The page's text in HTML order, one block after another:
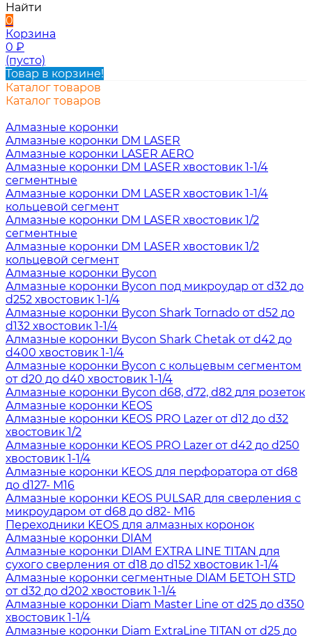
Найти
0
Корзина
0 ₽
(пусто)
Товар в корзине!
Каталог товаров
Каталог товаров
Алмазные коронки
Алмазные коронки DM LASER
Алмазные коронки LASER AERO
Алмазные коронки DM LASER хвостовик 1-1/4
сегментные
Алмазные коронки DM LASER хвостовик 1-1/4
кольцевой сегмент
Алмазные коронки DM LASER хвостовик 1/2
сегментные
Алмазные коронки DM LASER хвостовик 1/2
кольцевой сегмент
Алмазные коронки Bycon
Алмазные коронки Bycon под микроудар от d32 до
d252 хвостовик 1-1/4
Алмазные коронки Bycon Shark Tornado от d52 до
d132 хвостовик 1-1/4
Алмазные коронки Bycon Shark Chetak от d42 до
d400 хвостовик 1-1/4
Алмазные коронки Bycon с кольцевым сегментом
от d20 до d40 хвостовик 1-1/4
Алмазные коронки Bycon d68, d72, d82 для розеток
Алмазные коронки KEOS
Алмазные коронки KEOS PRO Lazer от d12 до d32
хвостовик 1/2
Алмазные коронки KEOS PRO Lazer от d42 до d250
хвостовик 1-1/4
Алмазные коронки KEOS для перфоратора от d68
до d127- М16
Алмазные коронки KEOS PULSAR для сверления с
микроударом от d68 до d82- М16
Переходники KEOS для алмазных коронок
Алмазные коронки DIAM
Алмазные коронки DIAM EXTRA LINE TITAN для
сухого сверления от d18 до d152 хвостовик 1-1/4
Алмазные коронки сегментные DIAM БЕТОН STD
от d32 до d202 хвостовик 1-1/4
Алмазные коронки Diam Master Line от d25 до d350
хвостовик 1-1/4
Алмазные коронки Diam ExtraLine ТITAN от d25 до